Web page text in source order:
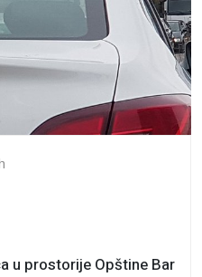
u prostorije Opštine Bar